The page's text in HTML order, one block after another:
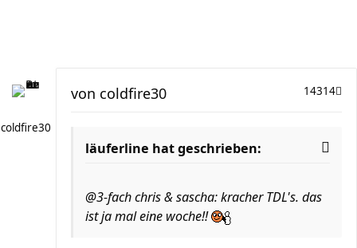
coldfire30
14314
von coldfire30
läuferline hat geschrieben:
@3-fach chris & sascha: kracher TDL's. das
ist ja mal eine woche!!